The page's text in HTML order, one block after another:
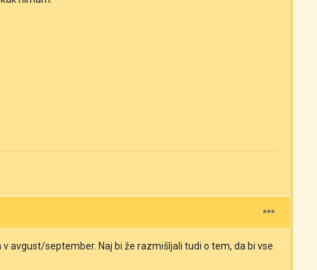
avgust/september. Naj bi že razmišljali tudi o tem, da bi vse